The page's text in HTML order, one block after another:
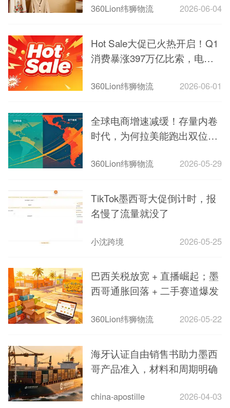
360Lion纬狮物流 2026-06-04
Hot Sale大促已火热开启！Q1
消费暴涨397万亿比索，电商
360Lion纬狮物流 2026-06-01
全球电商增速减缓！存量内卷
时代，为何拉美能跑出双位数
360Lion纬狮物流 2026-05-29
TikTok墨西哥大促倒计时，报
名慢了流量就没了
小沈跨境 2026-05-25
巴西关税放宽 + 直播崛起；墨
西哥通胀回落 + 二手赛道爆发
360Lion纬狮物流 2026-05-22
海牙认证自由销售书助力墨西
哥产品准入，材料和周期明确
china-apostille 2026-04-03